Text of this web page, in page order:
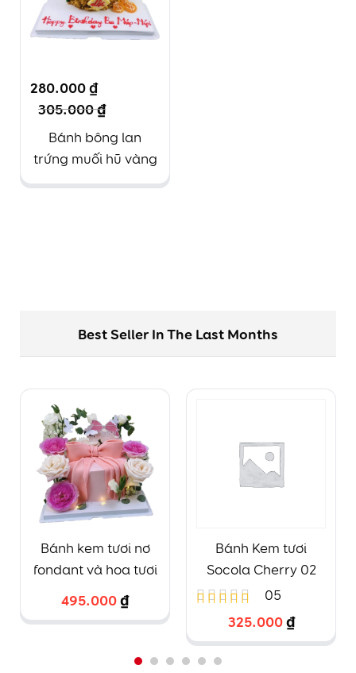
280.000₫
305.000₫
Bánh bông lan
trứng muối hũ vàng
Best Seller In The Last Months
Bánh kem tươi nơ
fondant và hoa tươi
495.000₫
Bánh Kem tươi
Socola Cherry 02
Được
xếp
hạng
05
325.000₫